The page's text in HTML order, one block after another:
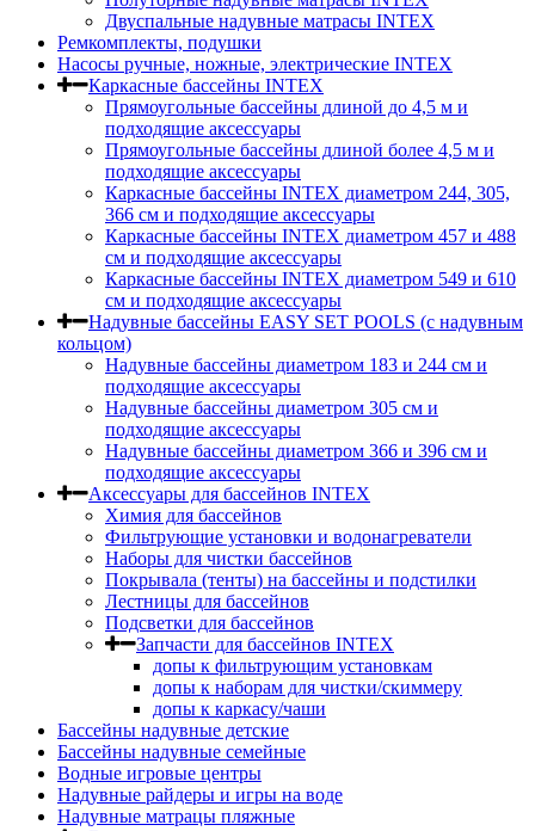
Двуспальные надувные матрасы INTEX
Ремкомплекты, подушки
Насосы ручные, ножные, электрические INTEX
Каркасные бассейны INTEX
Прямоугольные бассейны длиной до 4,5 м и
подходящие аксессуары
Прямоугольные бассейны длиной более 4,5 м и
подходящие аксессуары
Каркасные бассейны INTEX диаметром 244, 305,
366 см и подходящие аксессуары
Каркасные бассейны INTEX диаметром 457 и 488
cм и подходящие аксессуары
Каркасные бассейны INTEX диаметром 549 и 610
см и подходящие аксессуары
Надувные бассейны EASY SET POOLS (с надувным
кольцом)
Надувные бассейны диаметром 183 и 244 см и
подходящие аксессуары
Надувные бассейны диаметром 305 см и
подходящие аксессуары
Надувные бассейны диаметром 366 и 396 см и
подходящие аксессуары
Аксессуары для бассейнов INTEX
Химия для бассейнов
Фильтрующие установки и водонагреватели
Наборы для чистки бассейнов
Покрывала (тенты) на бассейны и подстилки
Лестницы для бассейнов
Подсветки для бассейнов
Запчасти для бассейнов INTEX
допы к фильтрующим установкам
допы к наборам для чистки/скиммеру
допы к каркасу/чаши
Бассейны надувные детские
Бассейны надувные семейные
Водные игровые центры
Надувные райдеры и игры на воде
Надувные матрацы пляжные